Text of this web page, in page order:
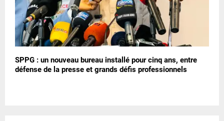
SPPG : un nouveau bureau installé pour cinq ans, entre
défense de la presse et grands défis professionnels